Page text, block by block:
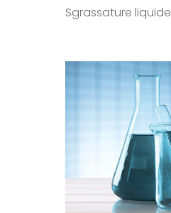
Sgrassature liquide